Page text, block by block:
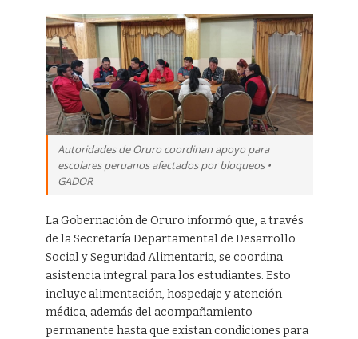
Autoridades de Oruro coordinan apoyo para
escolares peruanos afectados por bloqueos •
GADOR
La Gobernación de Oruro informó que, a través
de la Secretaría Departamental de Desarrollo
Social y Seguridad Alimentaria, se coordina
asistencia integral para los estudiantes. Esto
incluye alimentación, hospedaje y atención
médica, además del acompañamiento
permanente hasta que existan condiciones para